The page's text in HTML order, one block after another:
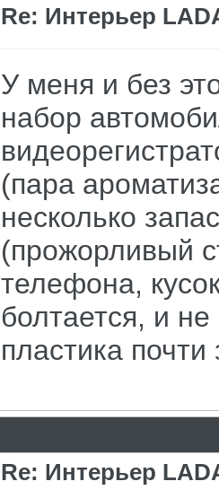
Re: Интерьер
У меня и без
набор
(пара
несколько
(прожорливый
телефона,
болтается, и
пластика
Re: Интерьер